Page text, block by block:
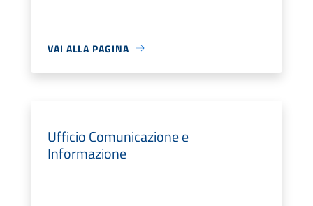
VAI ALLA PAGINA
Ufficio Comunicazione e
Informazione